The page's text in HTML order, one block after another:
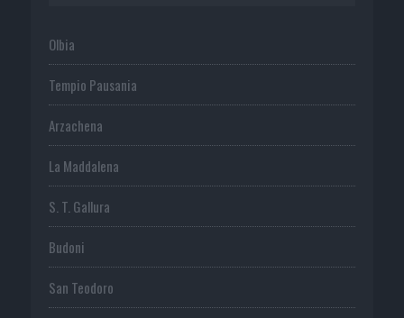
Olbia
Tempio Pausania
Arzachena
La Maddalena
S. T. Gallura
Budoni
San Teodoro